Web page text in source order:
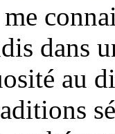
dans
au